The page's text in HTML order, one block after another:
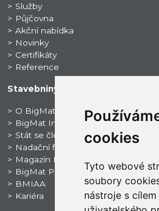
cookies
Tyto webové
soubory
nástroje s
Služby
Půjčovna
Akční nabídka
Novinky
Certifikáty
Reference
Stavebniny BigMat
O BigMat CZ
BigMat International
Stát se členem
Nadační fond BigMat CZ
Magazín BigNews
BigMat ProSport
BMIAA
Kariéra